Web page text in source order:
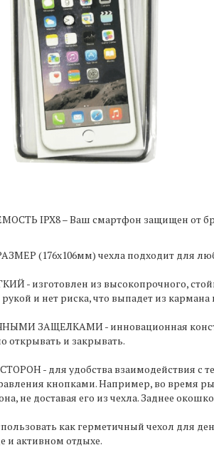
IPX8 – Ваш смартфон защищен от
(176х106мм) чехла подходит для
- изготовлен из высокопрочного,
и нет риска, что выпадет из
ЗАЩЕЛКАМИ - инновационная
открывать и закрывать.
- для удобства взаимодействия с
кнопками. Например, во время
не доставая его из чехла. Заднее
как герметичный чехол для
и активном отдыхе.